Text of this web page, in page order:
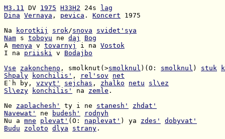
M3.11 DV 1975 H33H2 24s
lag
Dina Vernaya , pevica . Koncert 1975
Na
korotkij srok/snova
svidet'sya
Nam s toboyu ne daj
Bog
A menya v tovarnyj i na Vostok
I na priiski v Bodajbo
Vse
zakoncheno , smolknut(>smolknul )(O: smolknul ) stuk
Shpaly
konchilis' , rel'sov
net
E`h by, vzvyt' sejchas , zhalko netu
sl\ez
Sl\ezy
konchilis' na zemle .
Ne zaplachesh' ty i ne stanesh'
zhdat'
Navewat'
ne budesh'
rodnyh
Nu a mne plevat' (O: naplevat' ) ya zdes'
dobyvat'
Budu
zoloto dlya strany .